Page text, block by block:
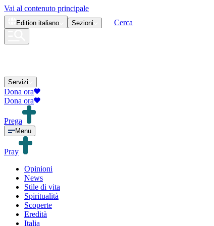
Vai al contenuto principale
Edition italiano Sezioni Cerca
Servizi
Dona ora
Dona ora
Prega
Menu
Pray
Opinioni
News
Stile di vita
Spiritualità
Scoperte
Eredità
Italia